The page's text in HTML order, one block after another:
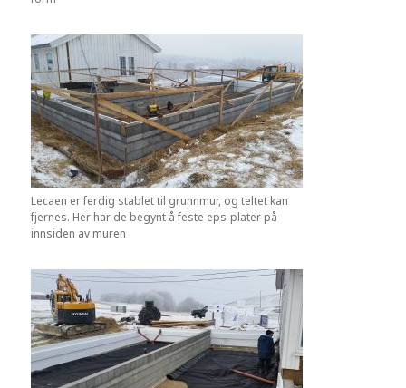
Lecaen er ferdig stablet til grunnmur, og teltet kan
fjernes. Her har de begynt å feste eps-plater på
innsiden av muren